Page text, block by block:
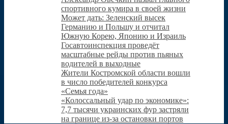
спортивного кумира в своей жизни
Может дать: Зеленский высек
Германию и Польшу и отчитал
Южную Корею, Японию и Израиль
Госавтоинспекция проведёт
масштабные рейды против пьяных
водителей в выходные
Жители Костромской области вошли
в число победителей конкурса
«Семья года»
«Колоссальный удар по экономике»:
7,7 тысячи украинских фур застряли
на границе из-за остановки портов